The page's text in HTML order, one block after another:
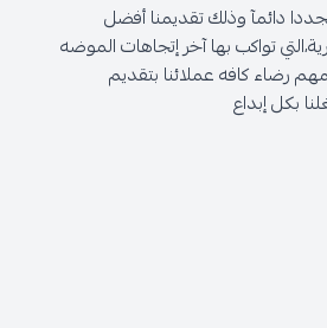
دائمآ وذلك تقديمنا أفضل
تواكب بها آخر إتجاهات الموضه
رضاء كافه عملائنا بتقديم
بكل إبداع